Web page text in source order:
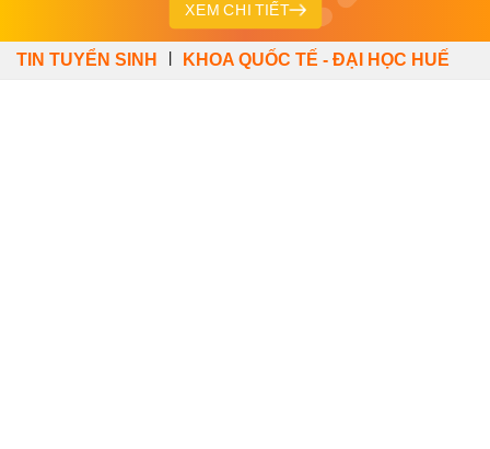
XEM CHI TIẾT
TIN TUYỂN SINH KHOA QUỐC TẾ - ĐẠI HỌC HUẾ